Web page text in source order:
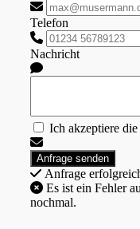
Telefon
Nachricht
Ich akzeptiere
Anfrage
nochmal.